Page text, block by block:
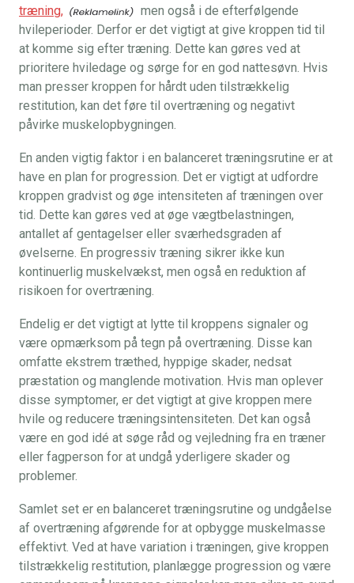
træning,
men også i de efterfølgende
hvileperioder. Derfor er det vigtigt at give kroppen tid til
at komme sig efter træning. Dette kan gøres ved at
prioritere hviledage og sørge for en god nattesøvn. Hvis
man presser kroppen for hårdt uden tilstrækkelig
restitution, kan det føre til overtræning og negativt
påvirke muskelopbygningen.
En anden vigtig faktor i en balanceret træningsrutine er at
have en plan for progression. Det er vigtigt at udfordre
kroppen gradvist og øge intensiteten af træningen over
tid. Dette kan gøres ved at øge vægtbelastningen,
antallet af gentagelser eller sværhedsgraden af
øvelserne. En progressiv træning sikrer ikke kun
kontinuerlig muskelvækst, men også en reduktion af
risikoen for overtræning.
Endelig er det vigtigt at lytte til kroppens signaler og
være opmærksom på tegn på overtræning. Disse kan
omfatte ekstrem træthed, hyppige skader, nedsat
præstation og manglende motivation. Hvis man oplever
disse symptomer, er det vigtigt at give kroppen mere
hvile og reducere træningsintensiteten. Det kan også
være en god idé at søge råd og vejledning fra en træner
eller fagperson for at undgå yderligere skader og
problemer.
Samlet set er en balanceret træningsrutine og undgåelse
af overtræning afgørende for at opbygge muskelmasse
effektivt. Ved at have variation i træningen, give kroppen
tilstrækkelig restitution, planlægge progression og være